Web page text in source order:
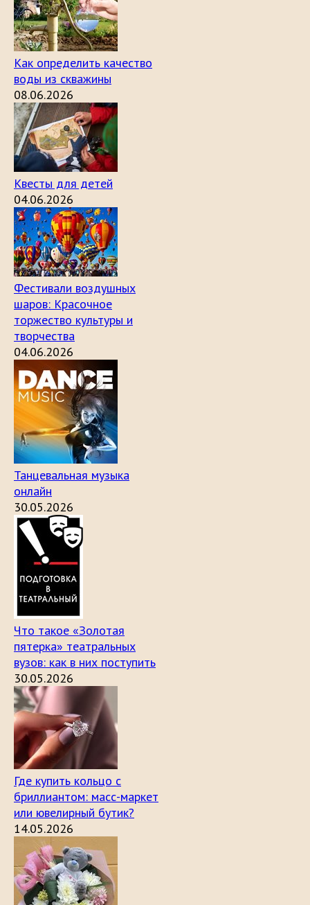
Как определить качество
воды из скважины
08.06.2026
Квесты для детей
04.06.2026
Фестивали воздушных
шаров: Красочное
торжество культуры и
творчества
04.06.2026
Танцевальная музыка
онлайн
30.05.2026
Что такое «Золотая
пятерка» театральных
вузов: как в них поступить
30.05.2026
Где купить кольцо с
бриллиантом: масс-маркет
или ювелирный бутик?
14.05.2026